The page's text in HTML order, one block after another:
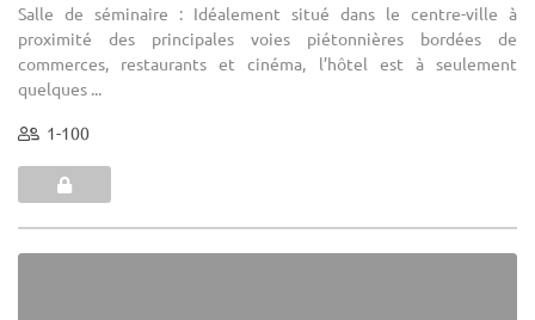
Salle de séminaire : Idéalement situé dans le centre-ville à
proximité des principales voies piétonnières bordées de
commerces, restaurants et cinéma, l’hôtel est à seulement
quelques ...
1-100